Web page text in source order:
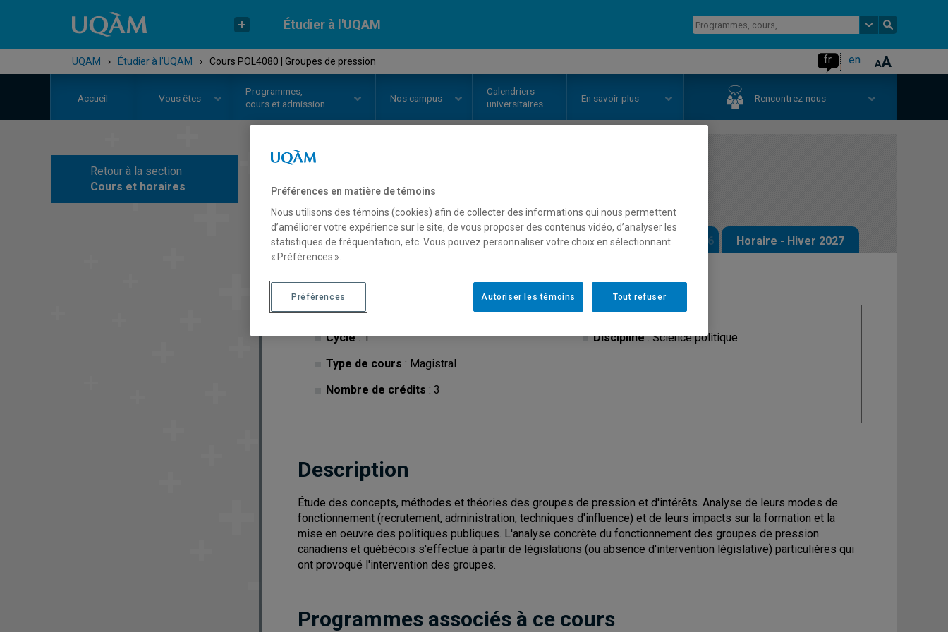
Étudier à l'UQAM
UQAM › Étudier à l'UQAM › Cours POL4080 | Groupes de pression fr en
Accueil Vous êtes
Programmes,
cours et admission
Nos campus
Calendriers
universitaires
En savoir plus Rencontrez-nous
Retour à la section
Cours et horaires
COURS// POL4080
Description Horaire - Été 2026 Horaire - Automne 2026 Horaire - Hiver 2027
Cycle: 1
Type de cours : Magistral
Nombre de crédits : 3
Discipline: Science politique
Description
Étude des concepts, méthodes et théories des groupes de pression et d'intérêts. Analyse de leurs modes de
fonctionnement (recrutement, administration, techniques d'influence) et de leurs impacts sur la formation et la
mise en oeuvre des politiques publiques. L'analyse concrète du fonctionnement des groupes de pression
canadiens et québécois s'effectue à partir de législations (ou absence d'intervention législative) particulières qui
ont provoqué l'intervention des groupes.
Programmes associés à ce cours
Préférences en matière de témoins
Nous utilisons des témoins (cookies) afin de collecter des informations qui nous permettent
d’améliorer votre expérience sur le site, de vous proposer des contenus vidéo, d’analyser les
statistiques de fréquentation, etc. Vous pouvez personnaliser votre choix en sélectionnant
« Préférences ».
Tout refuser
Autoriser les témoins
Préférences